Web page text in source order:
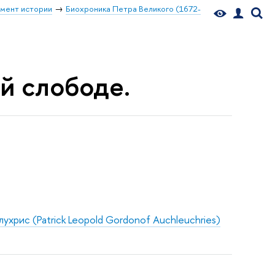
истории
Биохроника Петра Великого (1672-
слободе.
(Patrick Leopold Gordonof Auchleuchries)